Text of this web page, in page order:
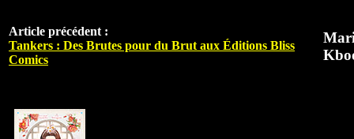
Article précédent :
Tankers : Des Brutes pour du Brut aux Éditions Bliss
Comics